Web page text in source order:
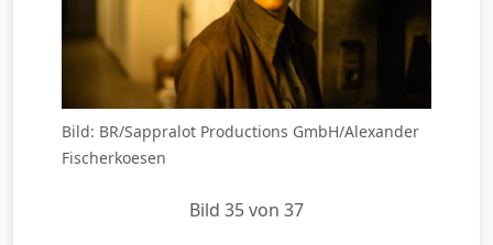
Bild: BR/Sappralot Productions GmbH/Alexander
Fischerkoesen
Bild 35 von 37